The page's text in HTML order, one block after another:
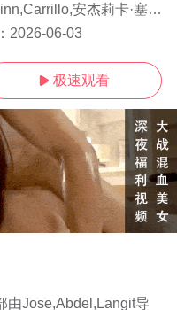
安杰莉卡·塞万提斯,Hershie,De,Leon,丹尼斯·
2026-06-03
 极速观看
由Jose,Abdel,Langit导